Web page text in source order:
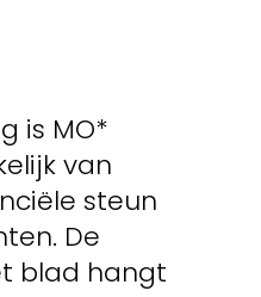
is MO*
van
steun
De
blad hangt